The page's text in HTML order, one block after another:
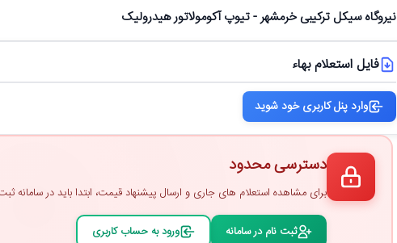
نیروگاه سیکل ترکیبی خرمشهر - تیوپ آکومولاتور هیدرولیک
فایل استعلام بهاء
وارد پنل کاربری خود شوید
دسترسی محدود
برای مشاهده استعلام ‌های جاری و ارسال پیشنهاد قیمت، ابتدا باید در سامانه
ثبت ‌نام در سامانه ورود به حساب کاربری